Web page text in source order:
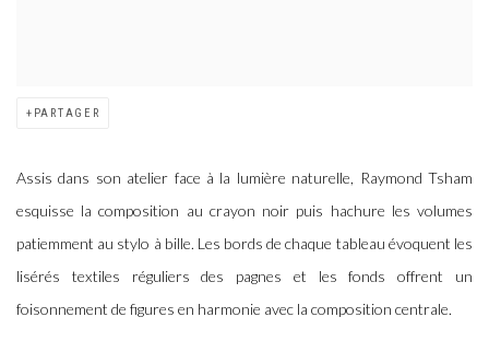
PARTAGER
Assis dans son atelier face à la lumière naturelle, Raymond Tsham
esquisse la composition au crayon noir puis hachure les volumes
patiemment au stylo à bille. Les bords de chaque tableau évoquent les
lisérés textiles réguliers des pagnes et les fonds offrent un
foisonnement de figures en harmonie avec la composition centrale.